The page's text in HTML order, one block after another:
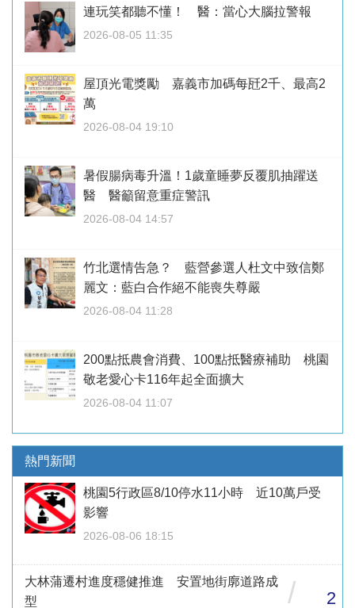
連玩笑都聽不懂！ 醫：當心大腦拉警報
2026-08-05 11:35
屋頂光電獎勵 嘉義市加碼每瓩2千、最高2
萬
2026-08-04 19:10
暑假腸病毒升溫！1歲童睡夢反覆肌抽躍送
醫 醫籲留意重症警訊
2026-08-04 14:57
竹北選情告急？ 藍營參選人杜文中致信鄭
麗文：藍白合作絕不能喪失尊嚴
2026-08-04 11:28
200點抵農會消費、100點抵醫療補助 桃園
敬老愛心卡116年起全面擴大
2026-08-04 11:07
熱門新聞
桃園5行政區8/10停水11小時 近10萬戶受
影響
2026-08-06 18:15
大林蒲遷村進度穩健推進 安置地街廓道路成
型
/ 2